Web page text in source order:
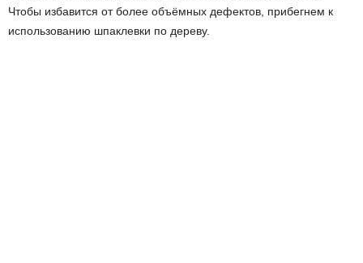
Чтобы избавится от более объёмных дефектов, прибегнем к
использованию шпаклевки по дереву.